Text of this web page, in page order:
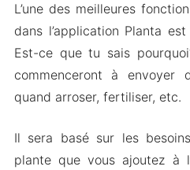
L’une des meilleures
dans l’application Planta
Est-ce que tu sais
commenceront à envoyer
quand arroser, fertiliser, etc.
Il sera basé sur les
plante que vous ajoutez à